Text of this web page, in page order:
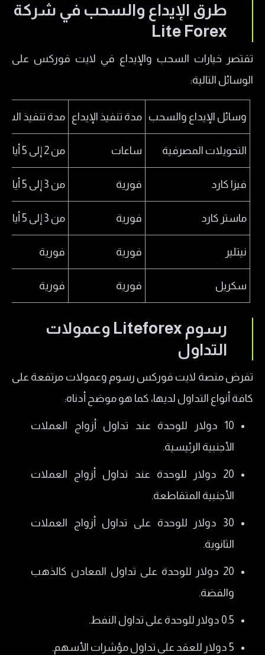
طرق الإيداع والسحب في شركة
Lite Forex
تقتصر خيارات السحب والإيداع في لايت فوركس على
الوسائل التالية:
وسائل الإيداع والسحب مدة تنفيذ الإيداع مدة تنفيذ
التحويلات المصرفية ساعات من 2 إلى 5 أيام
فيزا كارد فورية من 3 إلى 5 أيام
ماستر كارد فورية من 3 إلى 5 أيام
نيتلير فورية فورية
سكريل فورية فورية
رسوم Liteforex وعمولات
التداول
تفرض منصة لايت فوركس رسوم وعمولات مرتفعة على
كافة أنواع التداول لديها، كما هو موضح أدناه:
10 دولار للوحدة عند تداول أزواج العملات
الأجنبية الرئيسية.
20 دولار للوحدة عند تداول أزواج العملات
الأجنبية المتقاطعة.
30 دولار للوحدة على تداول أزواج العملات
الثانوية.
20 دولار للوحدة على تداول المعادن كالذهب
والفضة.
0.5 دولار للوحدة على تداول النفط.
5 دولار للعقد على تداول مؤشرات الأسهم.